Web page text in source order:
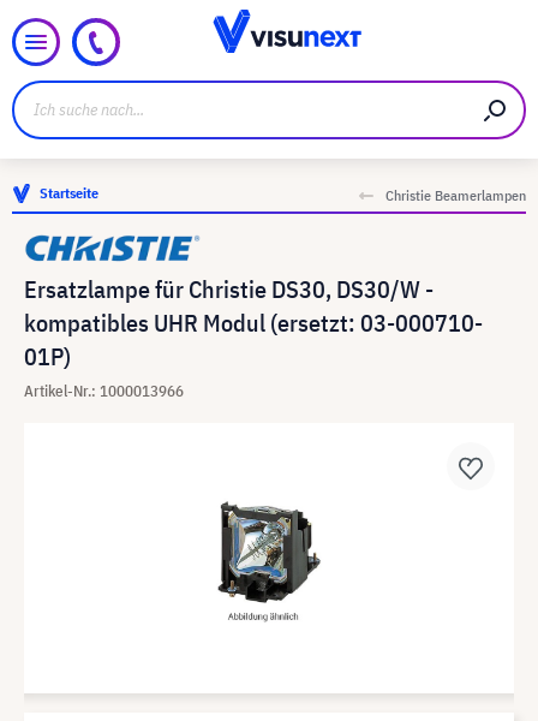
Startseite Christie Beamerlampen
Ersatzlampe für Christie DS30, DS30/W -
kompatibles UHR Modul (ersetzt: 03-000710-
01P)
Artikel-Nr.: 1000013966